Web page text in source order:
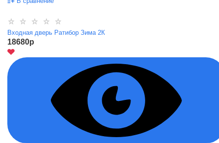
Входная дверь Ратибор Зима 2К
18680p